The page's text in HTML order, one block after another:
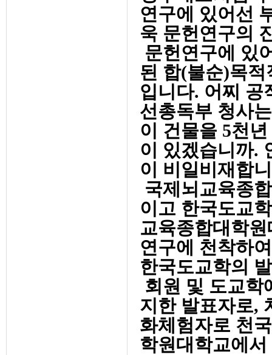
연구에 있어선
욱 문헌연구의
문헌연구에 있
된 합(불순)목
입니다. 어찌 공
선총독부 청사
이 건물을 5천
이 있겠습니까.
이 비일비재합
국제뇌교육종
이고 한국도교
교육종합대학
연구에 천착하
한국도교학의
회원 및 도교학
지한 발표자로,
화체험자로 천
학원대학교에